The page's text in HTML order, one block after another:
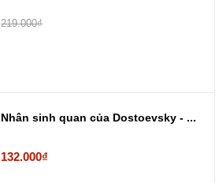
219.000₫
Nhân sinh quan của Dostoevsky - ...
132.000₫